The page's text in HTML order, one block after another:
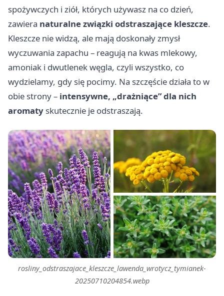
spożywczych i ziół, których używasz na co dzień,
zawiera naturalne związki odstraszające kleszcze.
Kleszcze nie widzą, ale mają doskonały zmysł
wyczuwania zapachu – reagują na kwas mlekowy,
amoniak i dwutlenek węgla, czyli wszystko, co
wydzielamy, gdy się pocimy. Na szczęście działa to w
obie strony – intensywne, „drażniące” dla nich
aromaty skutecznie je odstraszają.
rosliny_odstraszajace_kleszcze_lawenda_wrotycz_tymianek-
20250710204854.webp